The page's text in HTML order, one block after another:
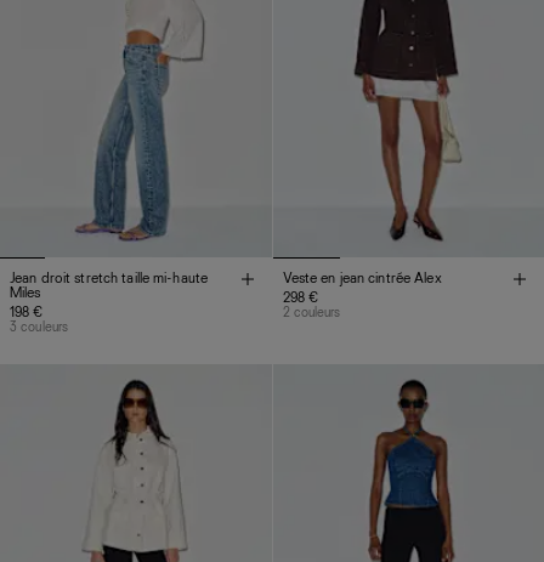
Jean droit stretch taille mi-haute
Miles
198 €
3 couleurs
Veste en jean cintrée Alex
298 €
2 couleurs